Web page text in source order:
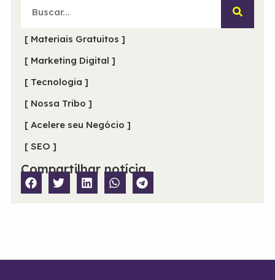
[ Materiais Gratuitos ]
[ Marketing Digital ]
[ Tecnologia ]
[ Nossa Tribo ]
[ Acelere seu Negócio ]
[ SEO ]
Compartilhar notícia